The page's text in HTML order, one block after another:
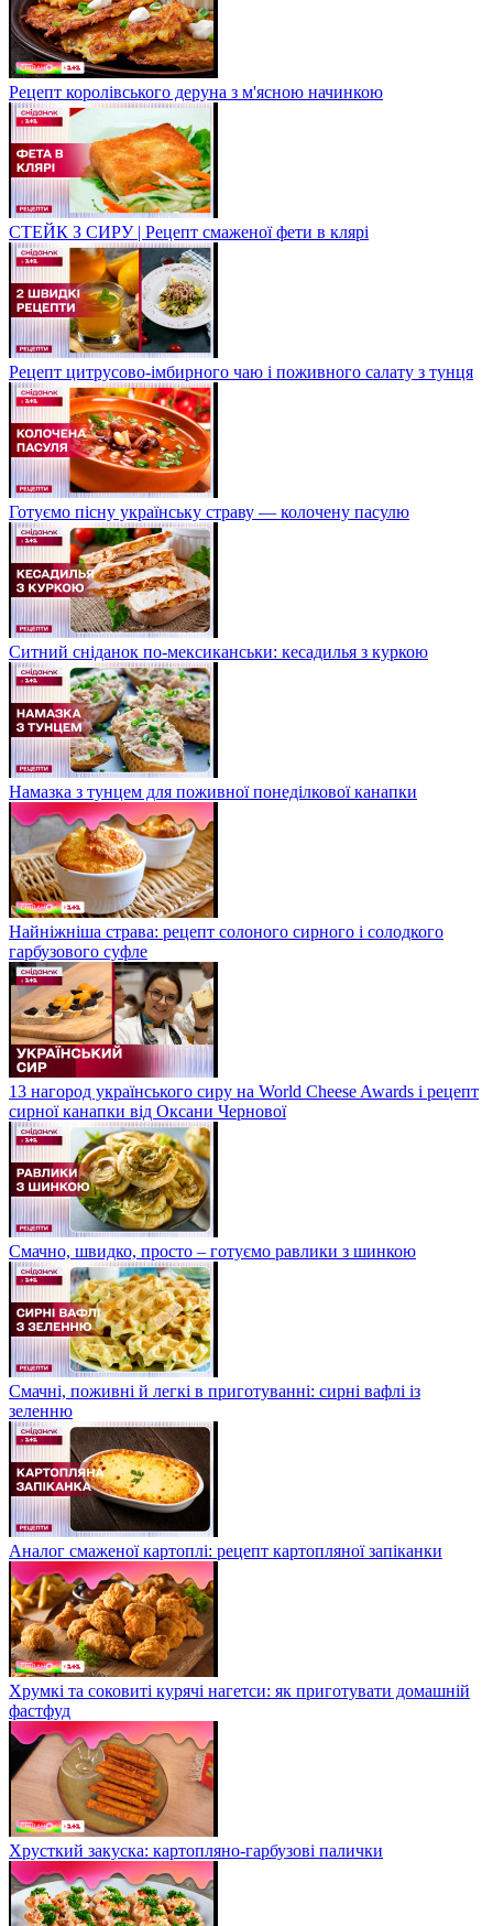
Рецепт королівського деруна з м'ясною начинкою
СТЕЙК З СИРУ | Рецепт смаженої фети в клярі
Рецепт цитрусово-імбирного чаю і поживного салату з тунця
Готуємо пісну українську страву — колочену пасулю
Ситний сніданок по-мексиканськи: кесадилья з куркою
Намазка з тунцем для поживної понеділкової канапки
Найніжніша страва: рецепт солоного сирного і солодкого
гарбузового суфле
13 нагород українського сиру на World Cheese Awards і рецепт
сирної канапки від Оксани Чернової
Смачно, швидко, просто – готуємо равлики з шинкою
Смачні, поживні й легкі в приготуванні: сирні вафлі із
зеленню
Аналог смаженої картоплі: рецепт картопляної запіканки
Хрумкі та соковиті курячі нагетси: як приготувати домашній
фастфуд
Хрусткий закуска: картопляно-гарбузові палички